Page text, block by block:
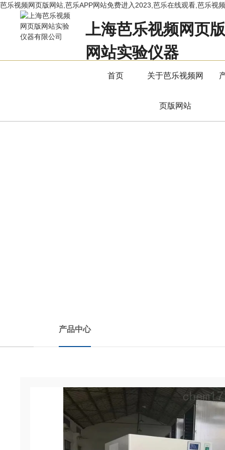
芭乐视频网页版网站,芭乐APP网站免费进入2023,芭乐在线观看,芭乐视
上海芭乐视频网页
网站实验仪器
立足专业，用服务赢得市场
首页 关于芭乐视频网
页版网站
产品中心